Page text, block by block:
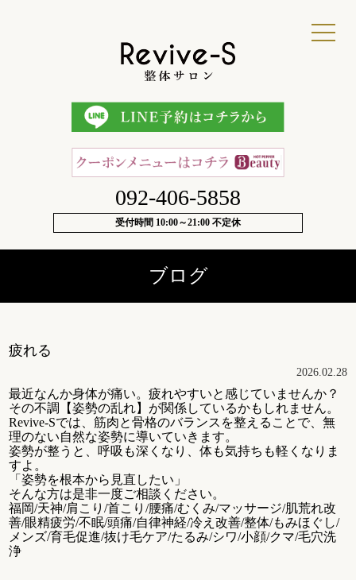
092-406-5858
受付時間 10:00～21:00 不定休
ブログ
疲れる
2026.02.28
最近なんか身体が痛い。疲れやすいと感じていませんか？
その不調【姿勢の乱れ】が関係しているかもしれません。
Revive-Sでは、筋肉と骨格のバランスを整えることで、無
理のない自然な姿勢に導いていきます。
姿勢が整うと、呼吸も深くなり、体も気持ちも軽くなりま
すよ。
「姿勢を根本から見直したい」
そんな方は是非一度ご相談ください。
福岡/天神/肩こり/首こり/腰痛/むくみ/マッサージ/肌荒れ改
善/眼精疲労/不眠/頭痛/自律神経/冷え改善/整体/もみほぐし/
メンズ/育毛促進/抜け毛ケア/たるみ/シワ/小顔/クマ/毛穴洗
浄